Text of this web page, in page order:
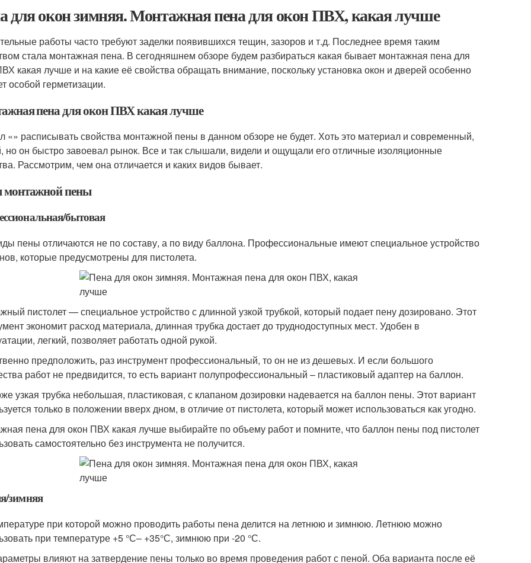
для окон зимняя. Монтажная пена для окон ПВХ, какая лучше
работы часто требуют заделки появившихся тещин, зазоров и т.д. Последнее время таким
стала монтажная пена. В сегодняшнем обзоре будем разбираться какая бывает монтажная пена для
какая лучше и на какие её свойства обращать внимание, поскольку установка окон и дверей особенно
особой герметизации.
пена для окон ПВХ какая лучше
«» расписывать свойства монтажной пены в данном обзоре не будет. Хоть это материал и современный,
но он быстро завоевал рынок. Все и так слышали, видели и ощущали его отличные изоляционные
Рассмотрим, чем она отличается и каких видов бывает.
пены
бытовая
пены отличаются не по составу, а по виду баллона. Профессиональные имеют специальное устройство
которые предусмотрены для пистолета.
пистолет — специальное устройство с длинной узкой трубкой, который подает пену дозировано. Этот
экономит расход материала, длинная трубка достает до труднодоступных мест. Удобен в
легкий, позволяет работать одной рукой.
предположить, раз инструмент профессиональный, то он не из дешевых. И если большого
работ не предвидится, то есть вариант полупрофессиональный – пластиковый адаптер на баллон.
узкая трубка небольшая, пластиковая, с клапаном дозировки надевается на баллон пены. Этот вариант
только в положении вверх дном, в отличие от пистолета, который может использоваться как угодно.
пена для окон ПВХ какая лучше выбирайте по объему работ и помните, что баллон пены под пистолет
самостоятельно без инструмента не получится.
зимняя
при которой можно проводить работы пена делится на летнюю и зимнюю. Летнюю можно
при температуре +5 °С– +35°С, зимнюю при -20 °С.
влияют на затвердение пены только во время проведения работ с пеной. Оба варианта после её